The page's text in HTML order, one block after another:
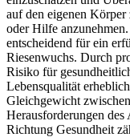
auf den eigenen Körper
oder Hilfe anzunehmen.
entscheidend für ein
Riesenwuchs. Durch
Risiko für
Lebensqualität
Gleichgewicht
Herausforderungen
Richtung Gesundheit